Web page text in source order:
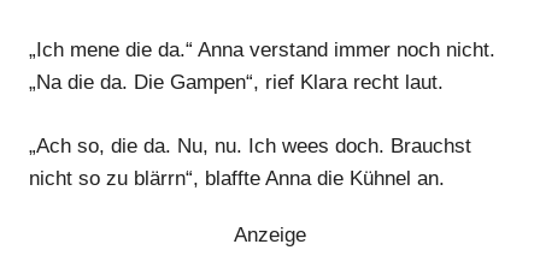
„Ich mene die da.“ Anna verstand immer noch nicht.
„Na die da. Die Gampen“, rief Klara recht laut.
„Ach so, die da. Nu, nu. Ich wees doch. Brauchst
nicht so zu blärrn“, blaffte Anna die Kühnel an.
Anzeige